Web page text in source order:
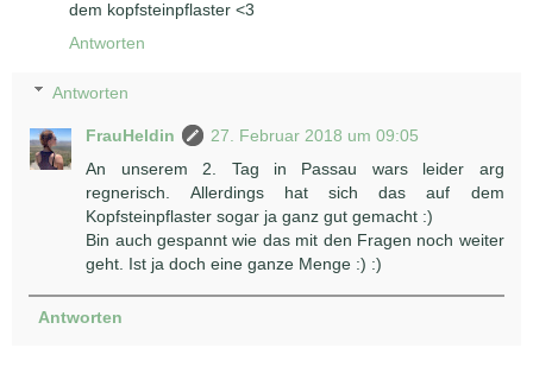
dem kopfsteinpflaster <3
Antworten
Antworten
FrauHeldin
27. Februar 2018 um 09:05
An unserem 2. Tag in Passau wars leider arg
regnerisch. Allerdings hat sich das auf dem
Kopfsteinpflaster sogar ja ganz gut gemacht :)
Bin auch gespannt wie das mit den Fragen noch weiter
geht. Ist ja doch eine ganze Menge :) :)
Antworten